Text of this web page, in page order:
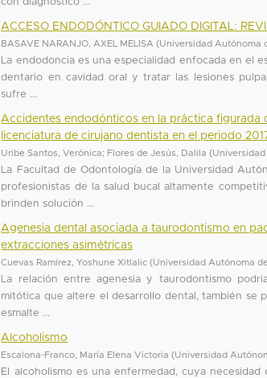
ACCESO ENDODÓNTICO GUIADO DIGITAL:
BASAVE NARANJO, AXEL MELISA (Universidad Autónoma
La endodoncia es una especialidad enfocada en el
dentario en cavidad oral y tratar las lesiones
sufre ...
Accidentes endodónticos en la práctica figurada
licenciatura de cirujano dentista en el periodo
Uribe Santos, Verónica; Flores de Jesús, Dalila (
La Facultad de Odontología de la Universidad
profesionistas de la salud bucal altamente
brinden solución ...
Agenesia dental asociada a taurodontismo en
extracciones asimétricas
Cuevas Ramírez, Yoshune Xitlalic (Universidad Autónoma
La relación entre agenesia y taurodontismo
mitótica que altere el desarrollo dental, también se
esmalte ...
Alcoholismo
Escalona-Franco, María Elena Victoria (Universidad
El alcoholismo es una enfermedad, cuya